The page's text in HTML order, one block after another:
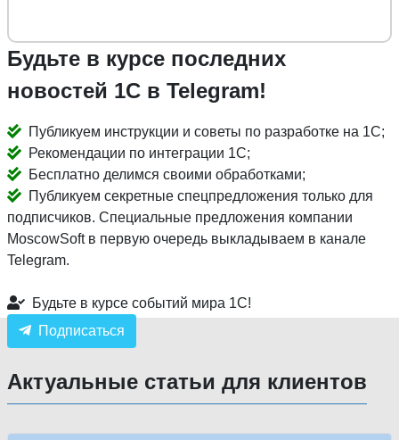
Будьте в курсе последних
новостей 1С в Telegram!
Публикуем инструкции и советы по разработке на 1С;
Рекомендации по интеграции 1С;
Бесплатно делимся своими обработками;
Публикуем секретные спецпредложения только для
подписчиков. Специальные предложения компании
MoscowSoft в первую очередь выкладываем в канале
Telegram.
Будьте в курсе событий мира 1С!
Подписаться
Актуальные статьи для клиентов